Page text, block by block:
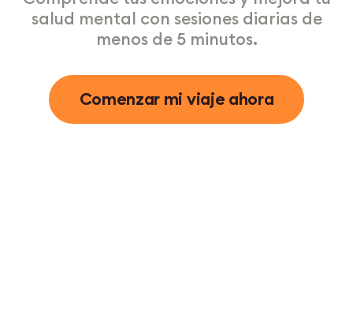
salud mental con sesiones diarias de
menos de 5 minutos.
Comenzar mi viaje ahora